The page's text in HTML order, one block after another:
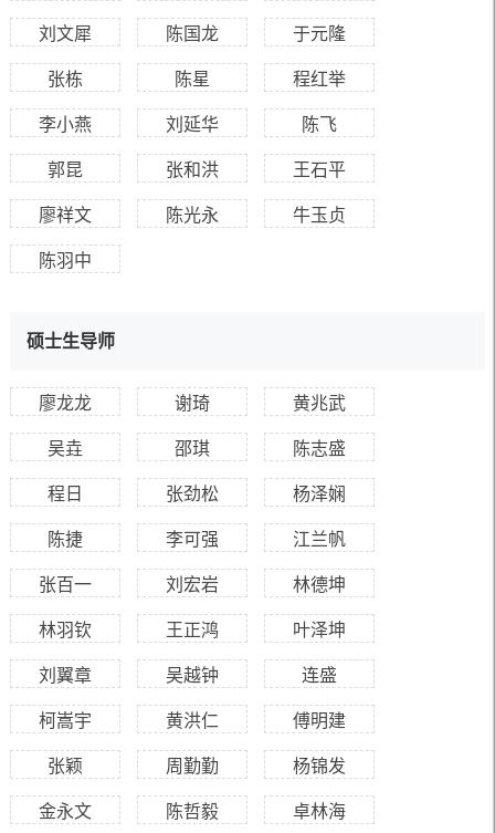
刘文犀 陈国龙 于元隆
张栋 陈星 程红举
李小燕 刘延华 陈飞
郭昆 张和洪 王石平
廖祥文 陈光永 牛玉贞
陈羽中
硕士生导师
廖龙龙 谢琦 黄兆武
吴垚 邵琪 陈志盛
程日 张劲松 杨泽娴
陈捷 李可强 江兰帆
张百一 刘宏岩 林德坤
林羽钦 王正鸿 叶泽坤
刘翼章 吴越钟 连盛
柯嵩宇 黄洪仁 傅明建
张颖 周勤勤 杨锦发
金永文 陈哲毅 卓林海